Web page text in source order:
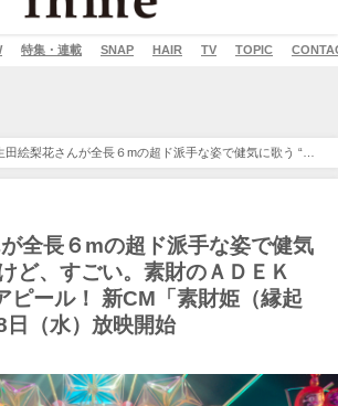
特集・連載 SNAP HAIR TV TOPIC
田絵梨花さんが全長６mの超ド派手な姿で健気に歌う “地
ＤＥＫＡ”が存在感をアピール！ 新CM「素財姫（縁起
全長６mの超ド派手な姿で健気
ど、すごい。素財のＡＤＥＫ
ピール！ 新CM「素財姫（縁起
（水）放映開始